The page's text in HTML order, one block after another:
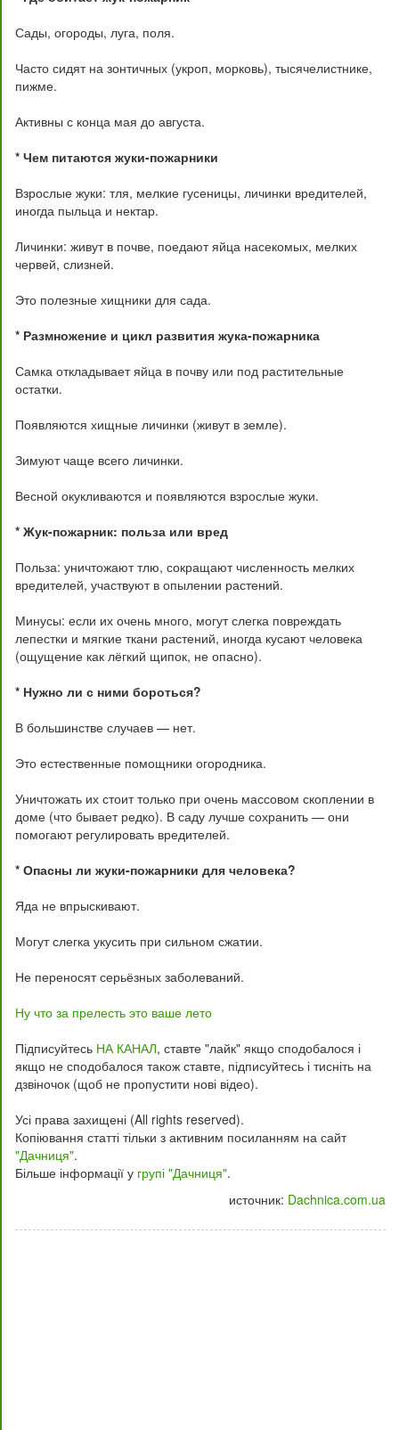
Сады, огороды, луга, поля.
Часто сидят на зонтичных (укроп, морковь), тысячелистнике,
пижме.
Активны с конца мая до августа.
* Чем питаются жуки-пожарники
Взрослые жуки: тля, мелкие гусеницы, личинки вредителей,
иногда пыльца и нектар.
Личинки: живут в почве, поедают яйца насекомых, мелких
червей, слизней.
Это полезные хищники для сада.
* Размножение и цикл развития жука-пожарника
Самка откладывает яйца в почву или под растительные
остатки.
Появляются хищные личинки (живут в земле).
Зимуют чаще всего личинки.
Весной окукливаются и появляются взрослые жуки.
* Жук-пожарник: польза или вред
Польза: уничтожают тлю, сокращают численность мелких
вредителей, участвуют в опылении растений.
Минусы: если их очень много, могут слегка повреждать
лепестки и мягкие ткани растений, иногда кусают человека
(ощущение как лёгкий щипок, не опасно).
* Нужно ли с ними бороться?
В большинстве случаев — нет.
Это естественные помощники огородника.
Уничтожать их стоит только при очень массовом скоплении в
доме (что бывает редко). В саду лучше сохранить — они
помогают регулировать вредителей.
* Опасны ли жуки-пожарники для человека?
Яда не впрыскивают.
Могут слегка укусить при сильном сжатии.
Не переносят серьёзных заболеваний.
Ну что за прелесть это ваше лето
Підписуйтесь НА КАНАЛ, ставте "лайк" якщо сподобалося і
якщо не сподобалося також ставте, підписуйтесь і тисніть на
дзвіночок (щоб не пропустити нові відео).
Усі права захищені (All rights reserved).
Копіювання статті тільки з активним посиланням на сайт
"Дачниця".
Більше інформації у групі "Дачниця".
источник: Dachnica.com.ua